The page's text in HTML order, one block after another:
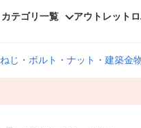
カテゴリ一覧 アウトレット
ねじ・ボルト・ナット・建築金